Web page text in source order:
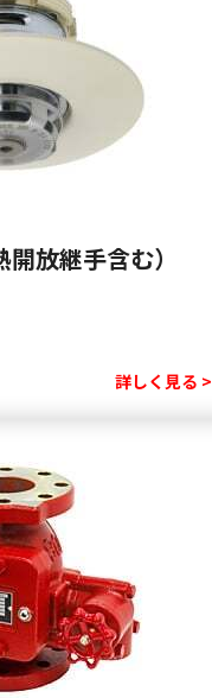
放継手含む）
詳しく見る >